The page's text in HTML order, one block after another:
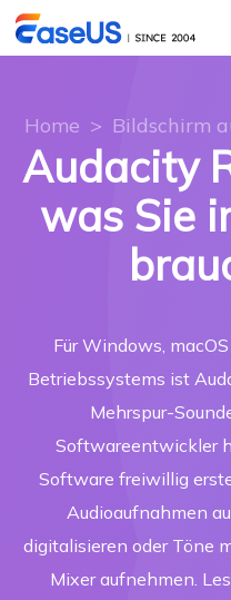
Home > Bildschirm
Audacity
was Sie
Für Windows,
Betriebssystems ist
Mehrspur-
Softwareentwickler
Software freiwillig
Audioaufnahmen
digitalisieren oder Töne
Mixer aufnehmen.